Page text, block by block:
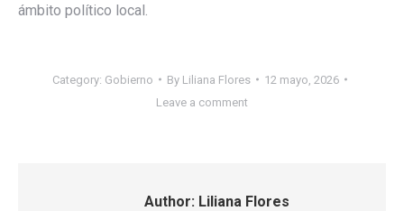
ámbito político local.
Category: Gobierno By Liliana Flores
12 mayo, 2026
Leave a comment
Author: Liliana Flores